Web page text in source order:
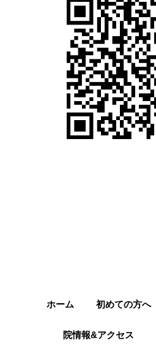
ホーム 初めての方へ
院情報&アクセス